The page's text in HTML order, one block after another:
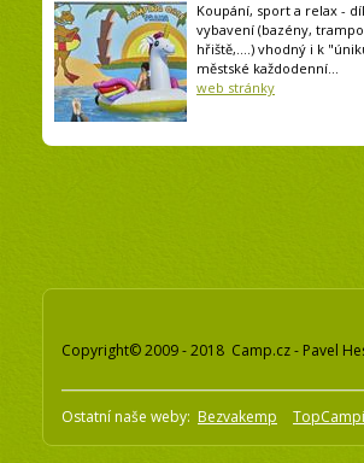
Koupání, sport a relax -
vybavení (bazény,
hřiště,....) vhodný i k
městské každodenní...
web stránky
Copyright© 2009 - 2018 Camp.cz - Pavel
Ostatní naše weby: Bezvakemp